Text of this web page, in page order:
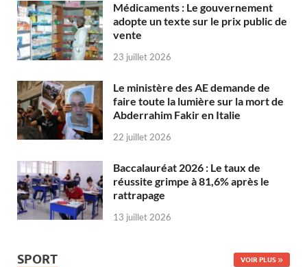
Médicaments : Le gouvernement
adopte un texte sur le prix public de
vente
23 juillet 2026
Le ministère des AE demande de
faire toute la lumière sur la mort de
Abderrahim Fakir en Italie
22 juillet 2026
Baccalauréat 2026 : Le taux de
réussite grimpe à 81,6% après le
rattrapage
13 juillet 2026
SPORT VOIR PLUS